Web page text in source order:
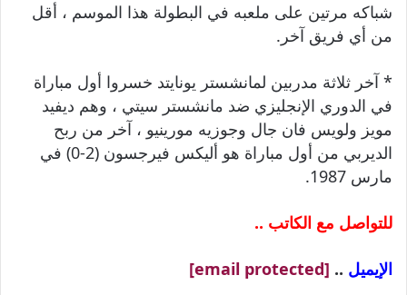
شباكه مرتين على ملعبه في البطولة هذا الموسم ، أقل
من أي فريق آخر.
* آخر ثلاثة مدربين لمانشستر يونايتد خسروا أول مباراة
في الدوري الإنجليزي ضد مانشستر سيتي ، وهم ديفيد
مويز ولويس فان جال وجوزيه مورينيو ، آخر من ربح
الديربي من أول مباراة هو أليكس فيرجسون (2-0) في
مارس 1987.
للتواصل مع الكاتب ..
الإيميل ..
[email protected]